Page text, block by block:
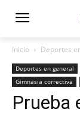
Inicio Deportes
Deportes en general
Gimnasia correctiva
Prueba